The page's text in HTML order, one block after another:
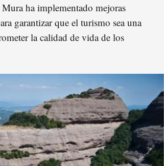
Mura ha implementado mejoras
garantizar que el turismo sea una
la calidad de vida de los